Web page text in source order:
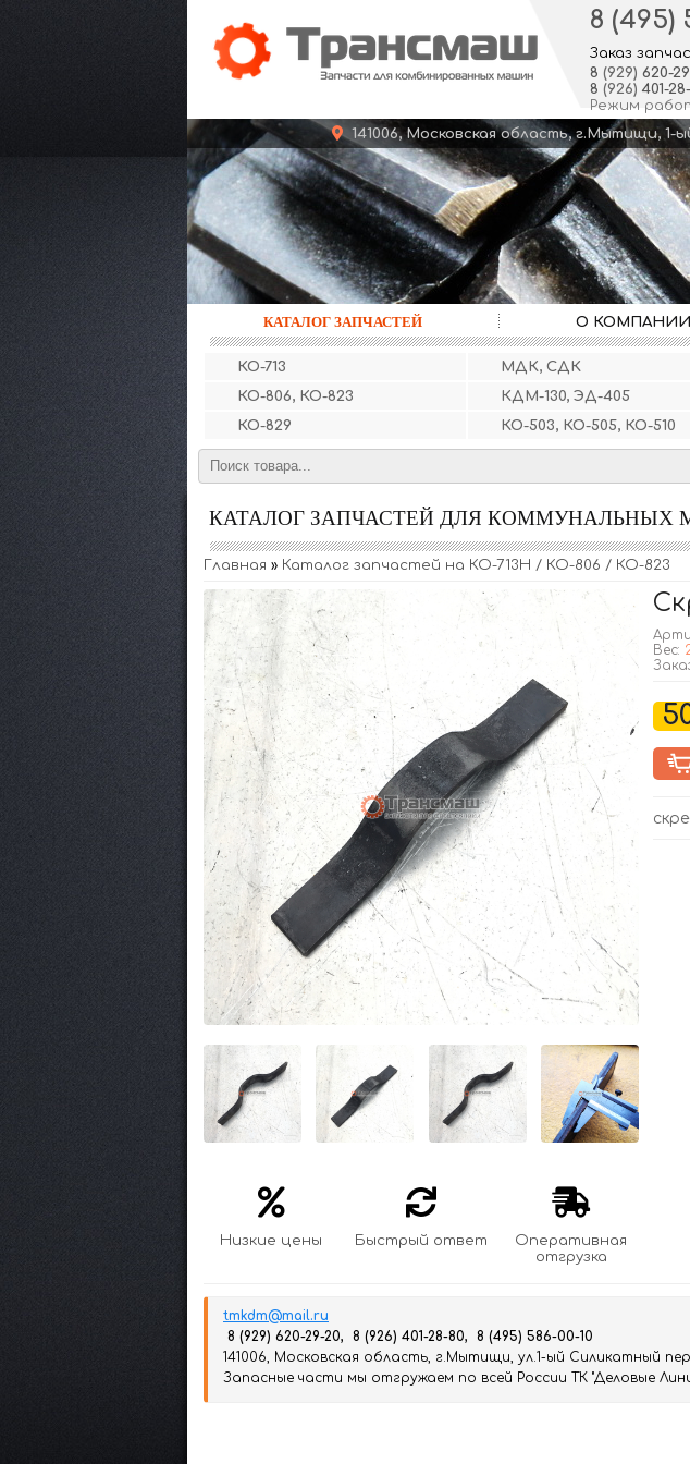
8 (495)
Заказ
8 (929) 620-
8 (926) 401-
Режим
141006, Московская область,
КАТАЛОГ ЗАПЧАСТЕЙ О КОМПАНИИ
КО-713 МДК, СДК
КО-806, КО-823
КДМ-130, ЭД-405
КО-829
КО-503, КО-505, КО-510
КАТАЛОГ ЗАПЧАСТЕЙ ДЛЯ КОММУНАЛЬНЫХ
Главная » Каталог запчастей на КО-713Н / КО-806 / КО-823
Низкие цены Быстрый ответ
Оперативная
отгрузка
Вес:
tmkdm@mail.ru
8 (929) 620-29-20, 8 (926) 401-28-80, 8 (495) 586-00-10
141006, Московская область, г.Мытищи, ул.1-ый Силикатный
Запасные части мы отгружаем по всей России ТК "Деловые